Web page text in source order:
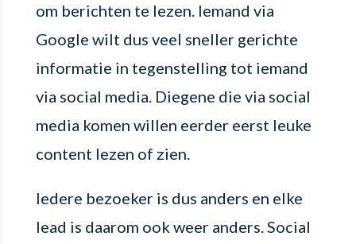
om berichten te lezen. Iemand via
Google wilt dus veel sneller gerichte
informatie in tegenstelling tot iemand
via social media. Diegene die via social
media komen willen eerder eerst leuke
content lezen of zien.
Iedere bezoeker is dus anders en elke
lead is daarom ook weer anders. Social